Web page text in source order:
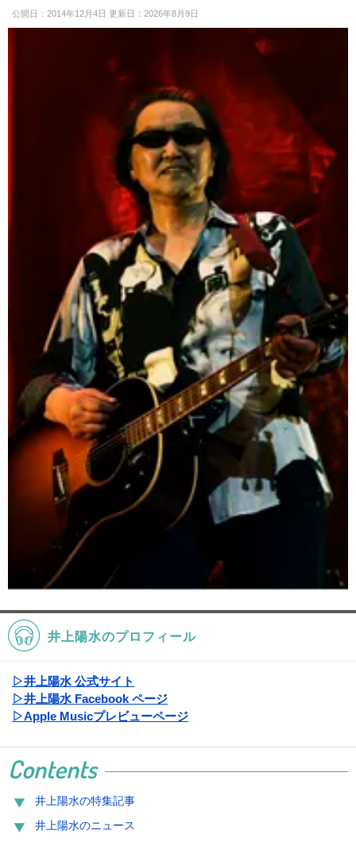
公開日：2014年12月4日 更新日：2026年8月9日
井上陽水のプロフィール
▷井上陽水 公式サイト
▷井上陽水 Facebook ページ
▷Apple Musicプレビューページ
Contents
井上陽水の特集記事
井上陽水のニュース